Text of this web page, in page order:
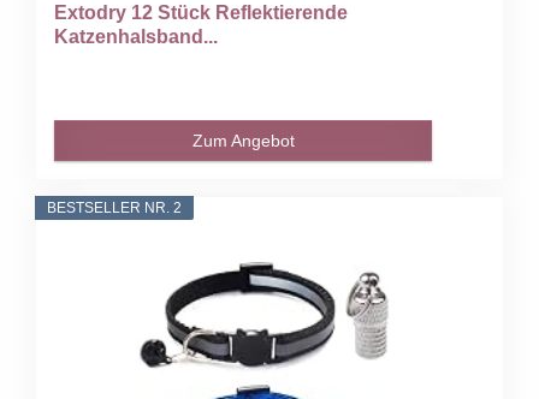
Extodry 12 Stück Reflektierende
Katzenhalsband...
Zum Angebot
BESTSELLER NR. 2